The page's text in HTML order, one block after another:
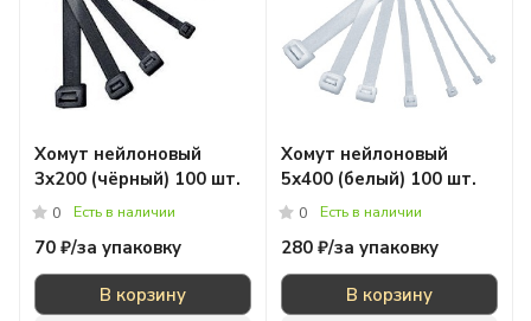
Xомут нейлоновый
3х200 (чёрный) 100 шт.
0 Есть в наличии
70 ₽/за упаковку
В корзину
Xомут нейлоновый
5х400 (белый) 100 шт.
0 Есть в наличии
280 ₽/за упаковку
В корзину